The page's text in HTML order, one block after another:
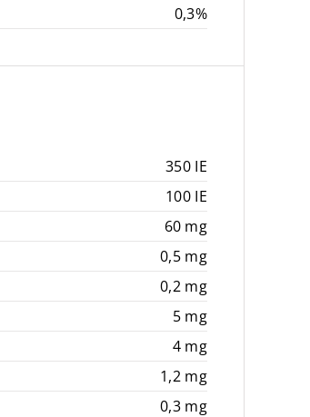
0,3%
350 IE
100 IE
60 mg
0,5 mg
0,2 mg
5 mg
4 mg
1,2 mg
0,3 mg